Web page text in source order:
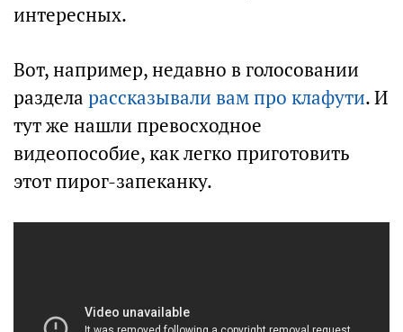
интересных.
Вот, например, недавно в голосовании
раздела рассказывали вам про клафути. И
тут же нашли превосходное
видеопособие, как легко приготовить
этот пирог-запеканку.